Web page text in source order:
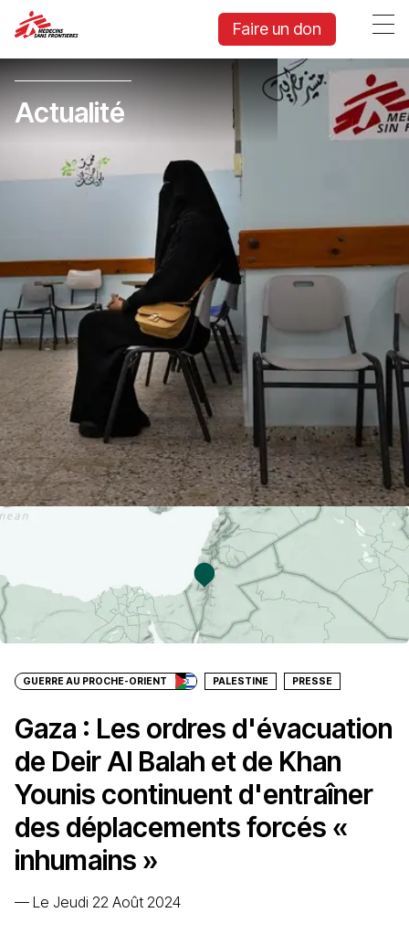
Faire un don
Actualité
GUERRE AU PROCHE-ORIENT PALESTINE PRESSE
Gaza : Les ordres d'évacuation
de Deir Al Balah et de Khan
Younis continuent d'entraîner
des déplacements forcés «
inhumains »
— Le Jeudi 22 Août 2024